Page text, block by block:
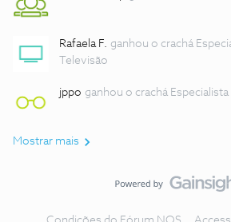
Rafaela F. ganhou o crachá
Televisão
jppo ganhou o crachá Especialista
Mostrar mais